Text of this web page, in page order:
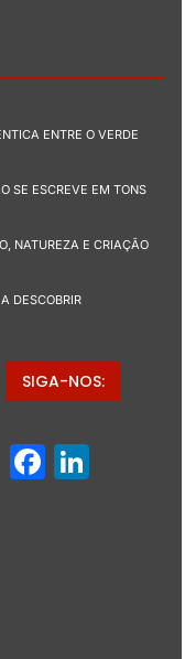
ENTRE O VERDE
SE ESCREVE EM TONS
NATUREZA E CRIAÇÃO
DESCOBRIR
SIGA-NOS: